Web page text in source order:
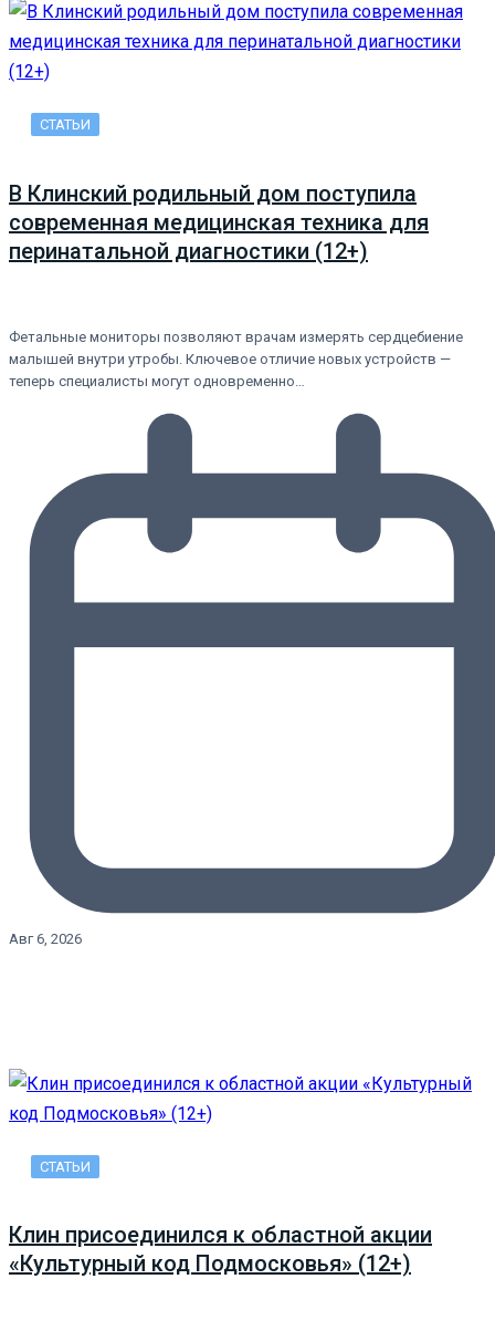
СТАТЬИ
В Клинский родильный дом поступила
современная медицинская техника для
перинатальной диагностики (12+)
Фетальные мониторы позволяют врачам измерять сердцебиение
малышей внутри утробы. Ключевое отличие новых устройств —
теперь специалисты могут одновременно…
Авг 6, 2026
СТАТЬИ
Клин присоединился к областной акции
«Культурный код Подмосковья» (12+)